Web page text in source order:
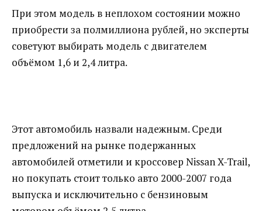
При этом модель в неплохом состоянии можно
приобрести за полмиллиона рублей, но эксперты
советуют выбирать модель с двигателем
объёмом 1,6 и 2,4 литра.
Этот автомобиль назвали надежным. Среди
предложений на рынке подержанных
автомобилей отметили и кроссовер Nissan X-Trail,
но покупать стоит только авто 2000-2007 года
выпуска и исключительно с бензиновым